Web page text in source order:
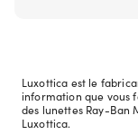
Luxottica est le
information que vous
des lunettes Ray-Ban
Luxottica.